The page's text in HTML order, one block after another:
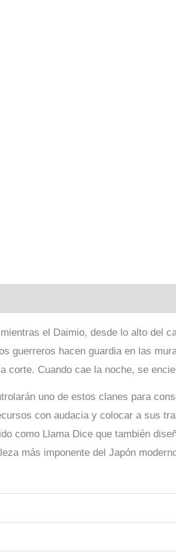
el Daimio, desde lo alto del
guerreros hacen guardia en las
corte. Cuando cae la noche, se
uno de estos clanes para
con audacia y colocar a sus
como Llama Dice que también
más imponente del Japón